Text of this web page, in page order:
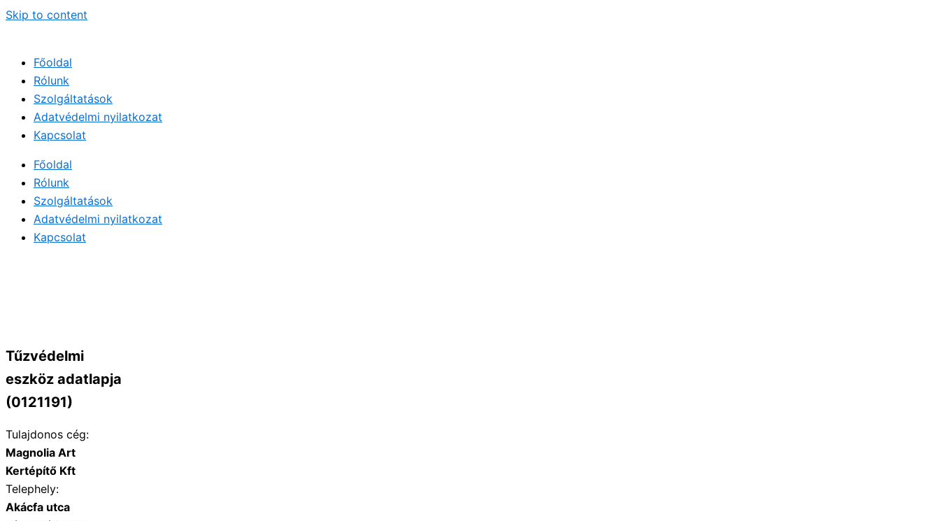
Skip to content
Főoldal
Rólunk
Szolgáltatások
Adatvédelmi nyilatkozat
Kapcsolat
Főoldal
Rólunk
Szolgáltatások
Adatvédelmi nyilatkozat
Kapcsolat
Tűzvédelmi
eszköz adatlapja
(0121191)
Tulajdonos cég:
Magnolia Art
Kertépítő Kft
Telephely:
Akácfa utca